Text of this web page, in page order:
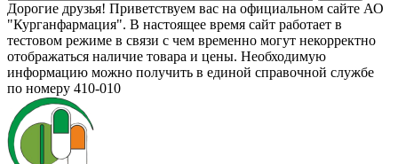
Дорогие друзья! Приветствуем вас на официальном сайте АО
"Курганфармация". В настоящее время сайт работает в
тестовом режиме в связи с чем временно могут некорректно
отображаться наличие товара и цены. Необходимую
информацию можно получить в единой справочной службе
по номеру 410-010